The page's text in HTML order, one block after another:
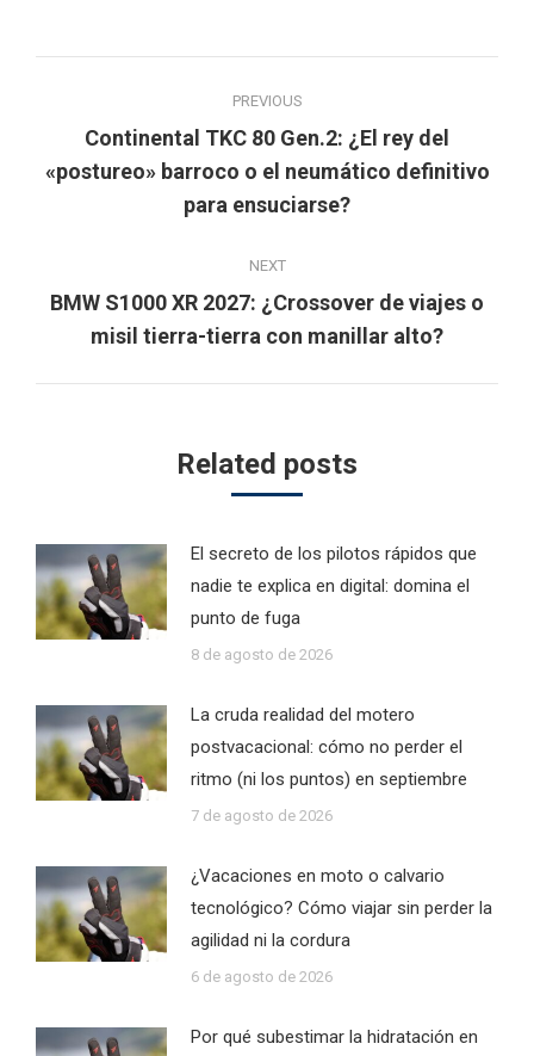
navigation
PREVIOUS
Previous
post:
Continental TKC 80 Gen.2: ¿El rey del
«postureo» barroco o el neumático definitivo
para ensuciarse?
NEXT
Next
post:
BMW S1000 XR 2027: ¿Crossover de viajes o
misil tierra-tierra con manillar alto?
Related posts
El secreto de los pilotos rápidos que
nadie te explica en digital: domina el
punto de fuga
8 de agosto de 2026
La cruda realidad del motero
postvacacional: cómo no perder el
ritmo (ni los puntos) en septiembre
7 de agosto de 2026
¿Vacaciones en moto o calvario
tecnológico? Cómo viajar sin perder la
agilidad ni la cordura
6 de agosto de 2026
Por qué subestimar la hidratación en